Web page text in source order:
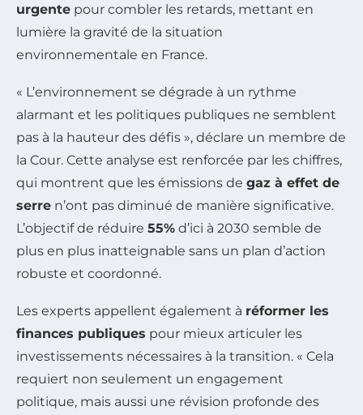
urgente pour combler les retards, mettant en
lumière la gravité de la situation
environnementale en France.
« L’environnement se dégrade à un rythme
alarmant et les politiques publiques ne semblent
pas à la hauteur des défis », déclare un membre de
la Cour. Cette analyse est renforcée par les chiffres,
qui montrent que les émissions de gaz à effet de
serre n’ont pas diminué de manière significative.
L’objectif de réduire 55% d’ici à 2030 semble de
plus en plus inatteignable sans un plan d’action
robuste et coordonné.
Les experts appellent également à réformer les
finances publiques pour mieux articuler les
investissements nécessaires à la transition. « Cela
requiert non seulement un engagement
politique, mais aussi une révision profonde des